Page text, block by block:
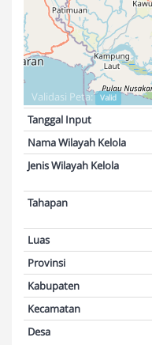
Validasi Peta: Valid
Tanggal Input
Nama Wilayah Kelola
Jenis Wilayah Kelola
Tahapan
Luas
Provinsi
Kabupaten
Kecamatan
Desa